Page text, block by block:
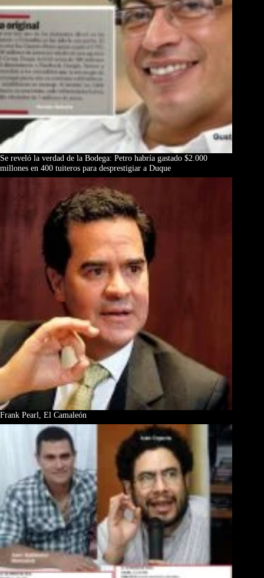
Se reveló la verdad de la Bodega: Petro habría gastado $2.000
millones en 400 tuiteros para desprestigiar a Duque
Frank Pearl, El Camaleón